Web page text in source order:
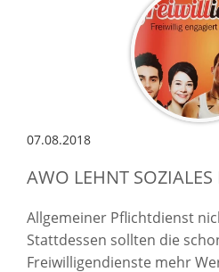
07.08.2018
AWO LEHNT SOZIALES
Allgemeiner Pflichtdienst
Stattdessen sollten die
Freiwilligendienste mehr